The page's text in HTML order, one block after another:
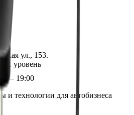
ул., 153.
1 уровень
— 19:00
и технологии для автобизнеса